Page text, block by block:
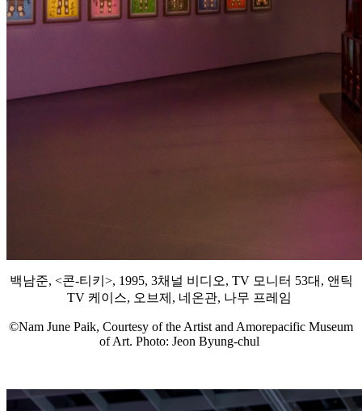
백남준, <콘-티키>, 1995, 3채널 비디오, TV 모니터 53대, 앤틱
TV 케이스, 오브제, 네온관, 나무 프레임
©Nam June Paik, Courtesy of the Artist and Amorepacific Museum
of Art. Photo: Jeon Byung-chul